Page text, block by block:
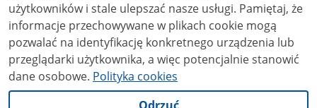
użytkowników i stale ulepszać nasze usługi. Pamiętaj, że
informacje przechowywane w plikach cookie mogą
pozwalać na identyfikację konkretnego urządzenia lub
przeglądarki użytkownika, a więc potencjalnie stanowić
dane osobowe. Polityka cookies